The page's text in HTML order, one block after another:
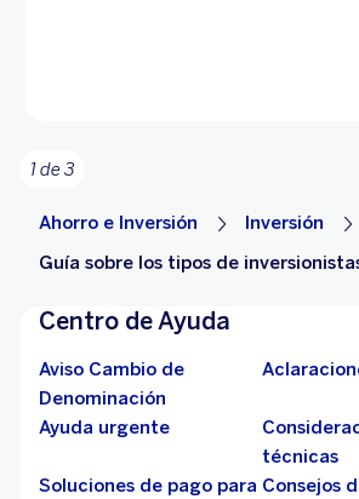
1 de 3
Ahorro e Inversión
Inversión
Guía sobre los tipos de
Centro de Ayuda
Aviso Cambio de
Denominación
Ayuda urgente
técnicas
Soluciones de pago para Consejos